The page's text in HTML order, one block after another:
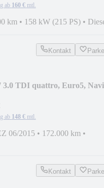
ab 160 € mtl.
km • 158 kW (215 PS) •
Kontakt
3.0 TDI quattro, Euro5,
ab 148 € mtl.
06/2015 • 172.000 km •
Kontakt